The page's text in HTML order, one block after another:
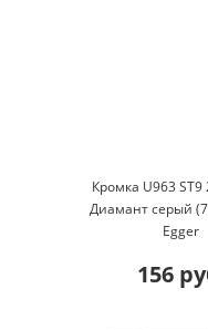
Кромка U963
Диамант серый
Egger
156